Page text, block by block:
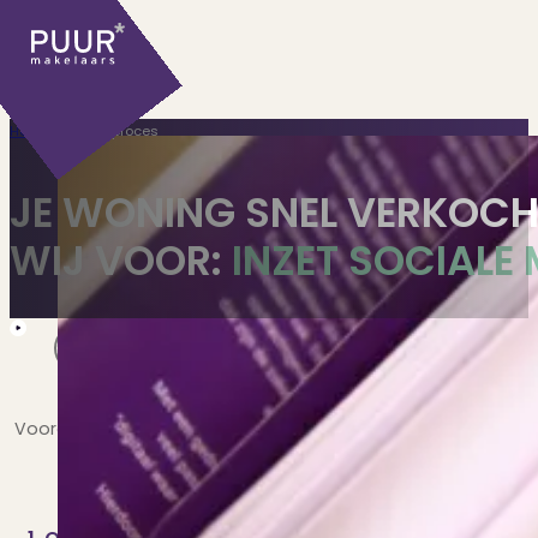
Ons aanbod
Huidige aanbod
Ontdek onze woningen..
Recentelijk verkocht
Net te laat? Kijk mee..
Huurwoningen
Home Verkoopproces
JE WONING SNEL
WIJ VOOR: INZET SOCIALE
Voordat we samen aan de slag gaan is het belangrijk om
Daar is deze fase voor bedoeld. Na een
verkoopmakelaars, ontvang je van ons een